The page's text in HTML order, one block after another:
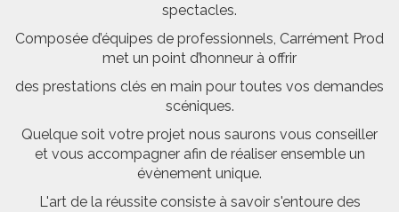
spectacles.
Composée d’équipes de professionnels, Carrément Prod
met un point d’honneur à offrir
des prestations clés en main pour toutes vos demandes
scéniques.
Quelque soit votre projet nous saurons vous conseiller
et vous accompagner afin de réaliser ensemble un
évènement unique.
L'art de la réussite consiste à savoir s'entoure des